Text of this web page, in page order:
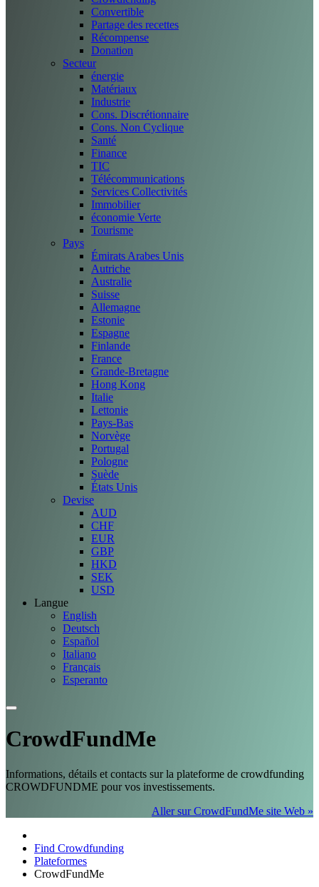
Convertible
Partage des recettes
Récompense
Donation
Secteur
énergie
Matériaux
Industrie
Cons. Discrétionnaire
Cons. Non Cyclique
Santé
Finance
TIC
Télécommunications
Services Collectivités
Immobilier
économie Verte
Tourisme
Pays
Émirats Arabes Unis
Autriche
Australie
Suisse
Allemagne
Estonie
Espagne
Finlande
France
Grande-Bretagne
Hong Kong
Italie
Lettonie
Pays-Bas
Norvège
Portugal
Pologne
Suède
États Unis
Devise
AUD
CHF
EUR
GBP
HKD
SEK
USD
Langue
English
Deutsch
Español
Italiano
Français
Esperanto
CrowdFundMe
Informations, détails et contacts sur la plateforme de crowdfunding
CROWDFUNDME pour vos investissements.
Aller sur CrowdFundMe site Web »
Find Crowdfunding
Plateformes
CrowdFundMe